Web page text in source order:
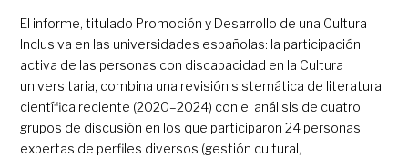
El informe, titulado Promoción y Desarrollo de una Cultura
Inclusiva en las universidades españolas: la participación
activa de las personas con discapacidad en la Cultura
universitaria, combina una revisión sistemática de literatura
científica reciente (2020–2024) con el análisis de cuatro
grupos de discusión en los que participaron 24 personas
expertas de perfiles diversos (gestión cultural,